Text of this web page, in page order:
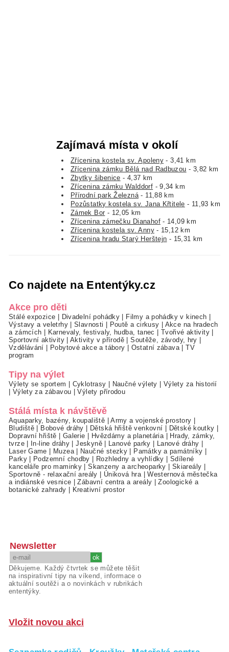
Zajímavá místa v okolí
Zřícenina kostela sv. Apoleny - 3,41 km
Zřícenina zámku Bělá nad Radbuzou - 3,82 km
Zbytky šibenice - 4,37 km
Zřícenina zámku Walddorf - 9,34 km
Přírodní park Železná - 11,88 km
Pozůstatky kostela sv. Jana Křtitele - 11,93 km
Zámek Bor - 12,05 km
Zřícenina zámečku Dianahof- 14,09 km
Zřícenina kostela sv. Anny- 15,12 km
Zřícenina hradu Starý Herštejn - 15,31 km
Co najdete na Ententýky.cz
Akce pro děti
Stálé expozice Divadelní pohádky Filmy a pohádky v kinech
Výstavy a veletrhy|Slavnosti Poutě a cirkusy
Akce na hradech
a zámcích
Karnevaly, festivaly, hudba, tanec Tvořivé aktivity
Sportovní aktivity|Aktivity v přírodě |Soutěže, závody, hry
Vzdělávání
Pobytové akce a tábory Ostatní zábava|TV
program
Tipy na výlet
Výlety se sportem Cyklotrasy Naučné výlety
Výlety za historií
Výlety za zábavou |Výlety přírodou
Stálá místa k návštěvě
Aquaparky, bazény, koupaliště |Army a vojenské prostory
Bludiště
Bobové dráhy Dětská hřiště venkovní Dětské koutky
Dopravní hřiště
Galerie Hvězdárny a planetária|
Hrady, zámky,
tvrze| In-line dráhy |Jeskyně| Lanové parky Lanové dráhy
Laser Game
Muzea| Naučné stezky Památky a památníky
Parky| Podzemní chodby Rozhledny a vyhlídky
Sdílené
kanceláře pro maminky |Skanzeny a archeoparky Skiareály
Sportovně - relaxační areály
Úniková hra|Westernová městečka
a indiánské vesnice |Zábavní centra a areály |Zoologické a
botanické zahrady
Kreativní prostor
Newsletter
Děkujeme. Každý čtvrtek se můžete těšit
na inspirativní tipy na víkend, informace o
aktuální soutěži a o novinkách v rubrikách
ententýky.
Vložit novou akci